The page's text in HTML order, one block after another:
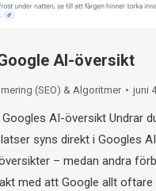
AI-översikt
(SEO) & Algoritmer juni
AI-översikt​ Undrar
syns direkt i Googles AI
– medan andra
med att Google allt oftare